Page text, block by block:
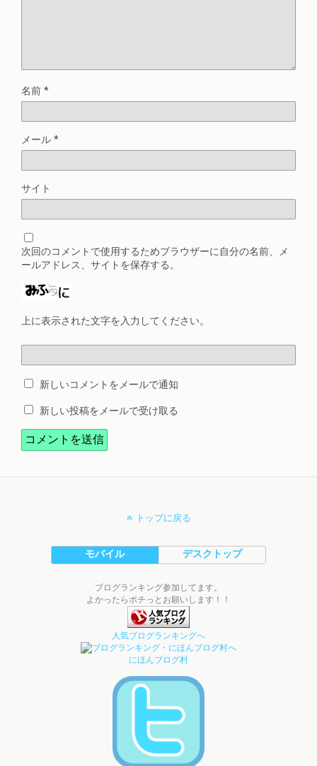
名前 *
メール *
サイト
次回のコメントで使用するためブラウザーに自分の名前、メ
ールアドレス、サイトを保存する。
上に表示された文字を入力してください。
新しいコメントをメールで通知
新しい投稿をメールで受け取る
トップに戻る
モバイル デスクトップ
ブログランキング参加してます。
よかったらポチっとお願いします！！
人気ブログランキングへ
にほんブログ村